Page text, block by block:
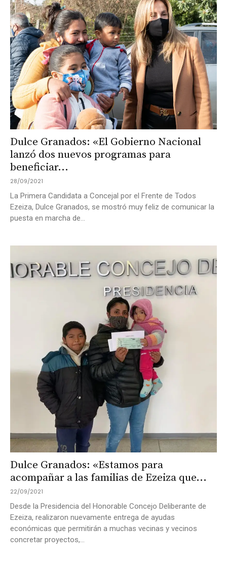
Dulce Granados: «El Gobierno Nacional
lanzó dos nuevos programas para
beneficiar...
28/09/2021
La Primera Candidata a Concejal por el Frente de Todos
Ezeiza, Dulce Granados, se mostró muy feliz de comunicar la
puesta en marcha de...
Dulce Granados: «Estamos para
acompañar a las familias de Ezeiza que...
22/09/2021
Desde la Presidencia del Honorable Concejo Deliberante de
Ezeiza, realizaron nuevamente entrega de ayudas
económicas que permitirán a muchas vecinas y vecinos
concretar proyectos,...